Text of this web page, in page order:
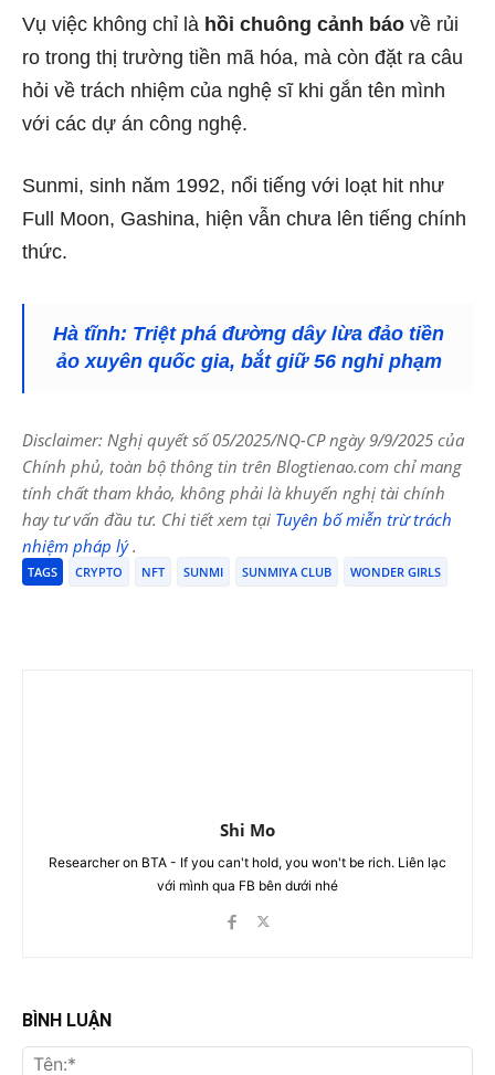
Vụ việc không chỉ là hồi chuông cảnh báo về rủi
ro trong thị trường tiền mã hóa, mà còn đặt ra câu
hỏi về trách nhiệm của nghệ sĩ khi gắn tên mình
với các dự án công nghệ.
Sunmi, sinh năm 1992, nổi tiếng với loạt hit như
Full Moon, Gashina, hiện vẫn chưa lên tiếng chính
thức.
Hà tĩnh: Triệt phá đường dây lừa đảo tiền
ảo xuyên quốc gia, bắt giữ 56 nghi phạm
Disclaimer: Nghị quyết số 05/2025/NQ-CP ngày 9/9/2025 của
Chính phủ, toàn bộ thông tin trên Blogtienao.com chỉ mang
tính chất tham khảo, không phải là khuyến nghị tài chính
hay tư vấn đầu tư. Chi tiết xem tại Tuyên bố miễn trừ trách
nhiệm pháp lý.
TAGS CRYPTO NFT SUNMI SUNMIYA CLUB WONDER GIRLS
Shi Mo
Researcher on BTA - If you can't hold, you won't be rich. Liên lạc
với mình qua FB bên dưới nhé
BÌNH LUẬN